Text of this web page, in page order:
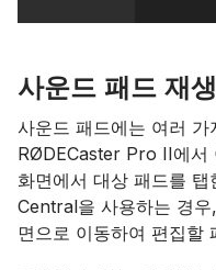
사운드 패드 재
사운드 패드에는 여러
RØDECaster Pro II에서
화면에서 대상 패드를 탭
Central을 사용하는 경우
면으로 이동하여 편집할